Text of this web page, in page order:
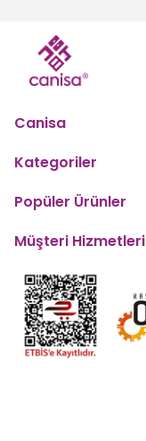
Canisa
Kategoriler
Popüler Ürünler
Müşteri Hizmetleri